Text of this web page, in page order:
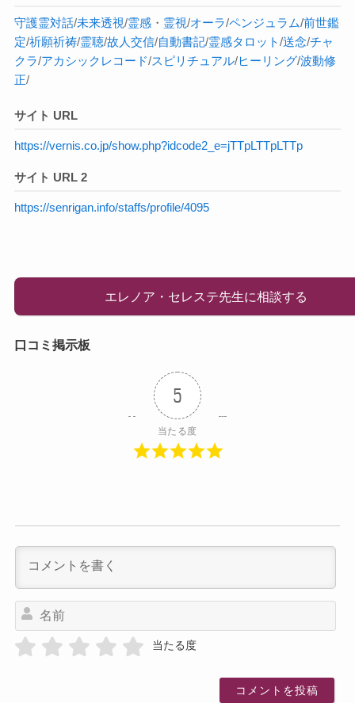
守護霊対話/未来透視/霊感・ 霊視/オーラ/ペンジュラム/前世鑑
定/祈願祈祷/霊聴/故人交信/自動書記/霊感タロット/送念/チャ
クラ/アカシックレコード/スピリチュアル/ヒーリング/波動修
正/
サイト URL
https://vernis.co.jp/show.php?idcode2_e=jTTpLTTpLTTp
サイト URL 2
https://senrigan.info/staffs/profile/4095
エレノア・セレステ先生に相談する
口コミ掲示板
5
当たる度
当たる度